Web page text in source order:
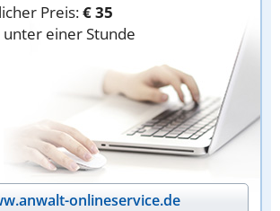
Preis:€ 35
einer Stunde
onlineservice.de